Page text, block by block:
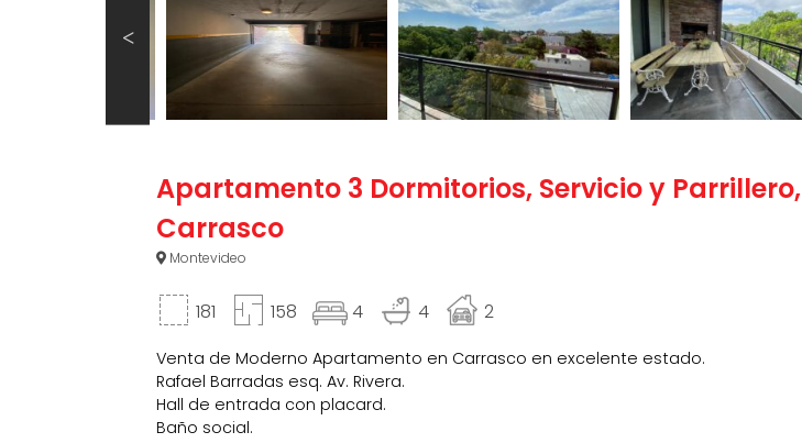
Apartamento 3 Dormitorios, Servicio y Parrillero,
Carrasco
Montevideo
181 158 4 4 2
Venta de Moderno Apartamento en Carrasco en excelente estado.
Rafael Barradas esq. Av. Rivera.
Hall de entrada con placard.
Baño social.